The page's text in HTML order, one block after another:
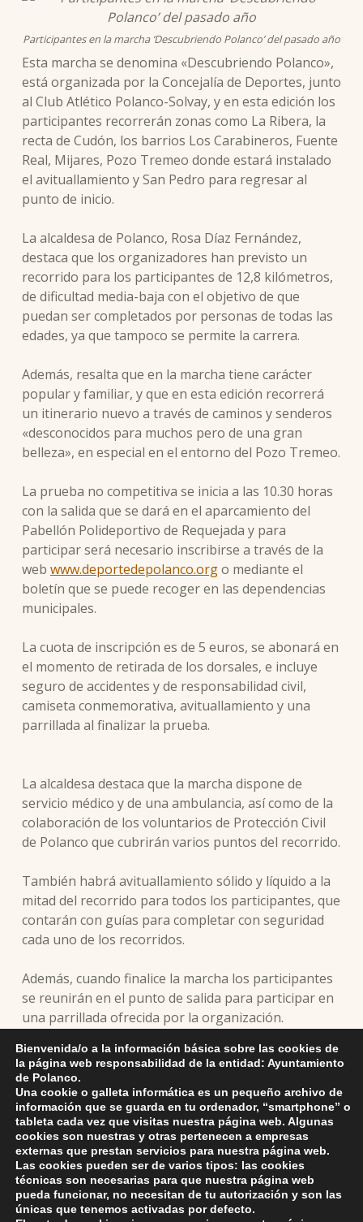
Participantes en la marcha ‘Descubriendo Polanco’ del pasado año
Esta marcha se denomina «Descubriendo Polanco»,
está organizada por la Concejalía de Deportes, junto
al Club Atlético Polanco-Solvay, y en esta edición los
participantes recorrerán zonas como La Ribera, la
recta de Cudón, los barrios Los Carabineros, Fuente
Real, Mijares, Pozo Tremeo donde estará instalado
el avituallamiento y San Pedro para regresar al
punto de inicio.
La alcaldesa de Polanco, Rosa Díaz Fernández,
destaca que los organizadores han previsto un
recorrido para los participantes de 12,8 kilómetros,
de dificultad media-baja con el objetivo de que
puedan ser completados por personas de todas las
edades, ya que tampoco se permite la carrera.
Además, resalta que en la marcha tiene carácter
popular y familiar, y que en esta edición recorrerá
un itinerario nuevo a través de caminos y senderos
«desconocidos para muchos pero de una gran
belleza», en especial en el entorno del Pozo Tremeo.
La prueba no competitiva se inicia a las 10.30 horas
con la salida que se dará en el aparcamiento del
Pabellón Polideportivo de Requejada y para
participar será necesario inscribirse a través de la
web www.deportedepolanco.orgo mediante el
boletín que se puede recoger en las dependencias
municipales.
La cuota de inscripción es de 5 euros, se abonará en
el momento de retirada de los dorsales, e incluye
seguro de accidentes y de responsabilidad civil,
camiseta conmemorativa, avituallamiento y una
parrillada al finalizar la prueba.
La alcaldesa destaca que la marcha dispone de
servicio médico y de una ambulancia, así como de la
colaboración de los voluntarios de Protección Civil
de Polanco que cubrirán varios puntos del recorrido.
También habrá avituallamiento sólido y líquido a la
mitad del recorrido para todos los participantes, que
contarán con guías para completar con seguridad
cada uno de los recorridos.
Además, cuando finalice la marcha los participantes
se reunirán en el punto de salida para participar en
una parrillada ofrecida por la organización.
La marcha estará encabezada por varios miembros
de la organización, las indicaciones de estos
deberán ser atendidas y respetadas.
Skip back to main navigation
Bienvenida/o a la información básica sobre las cookies de
la página web responsabilidad de la entidad: Ayuntamiento
de Polanco.
Una cookie o galleta informática es un pequeño archivo de
información que se guarda en tu ordenador, “smartphone” o
tableta cada vez que visitas nuestra página web. Algunas
cookies son nuestras y otras pertenecen a empresas
externas que prestan servicios para nuestra página web.
Las cookies pueden ser de varios tipos: las cookies
técnicas son necesarias para que nuestra página web
pueda funcionar, no necesitan de tu autorización y son las
únicas que tenemos activadas por defecto.